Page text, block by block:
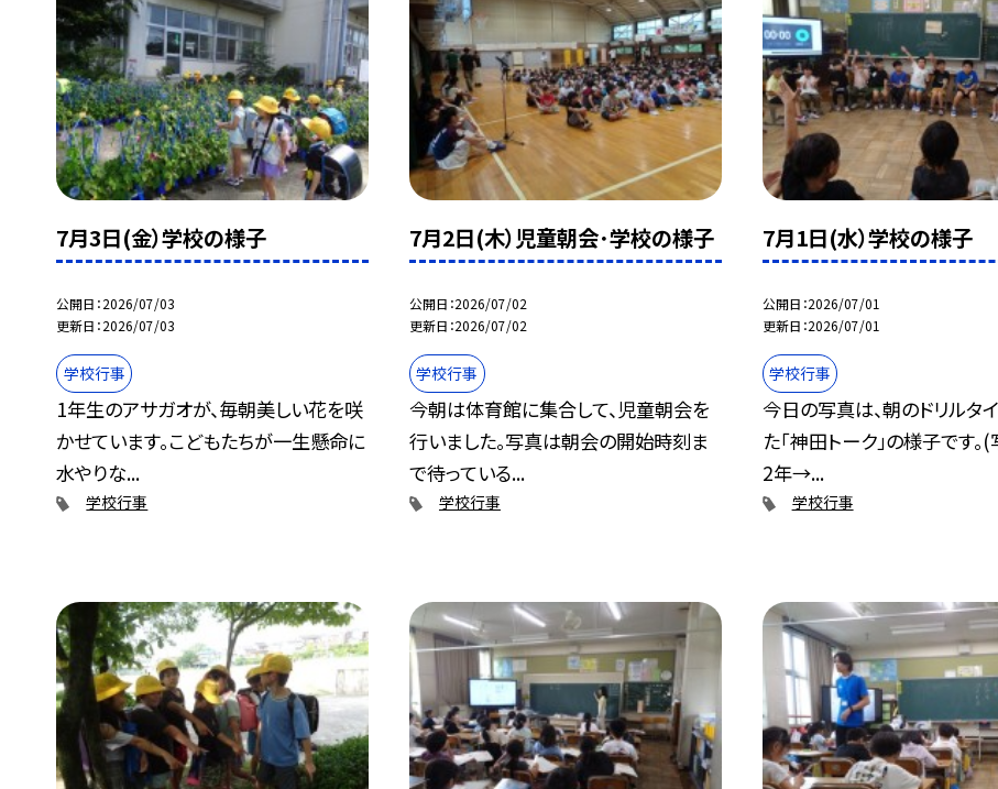
7月3日(金）学校の様子
公開日 2026/07/03
更新日 2026/07/03
学校行事
1年生のアサガオが、毎朝美しい花を咲
かせています。こどもたちが一生懸命に
水やりな...
学校行事
7月2日(木）児童朝会･学校の様子
公開日 2026/07/02
更新日 2026/07/02
学校行事
今朝は体育館に集合して、児童朝会を
行いました。写真は朝会の開始時刻ま
で待っている...
学校行事
7月1日(水）学校の様子
公開日 2026/07/01
更新日 2026/07/01
学校行事
今日の写真は、朝のドリルタ
た｢神田トーク」の様子です。
2年→...
学校行事